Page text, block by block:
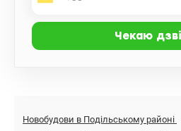
Новобудови в Подільському районі